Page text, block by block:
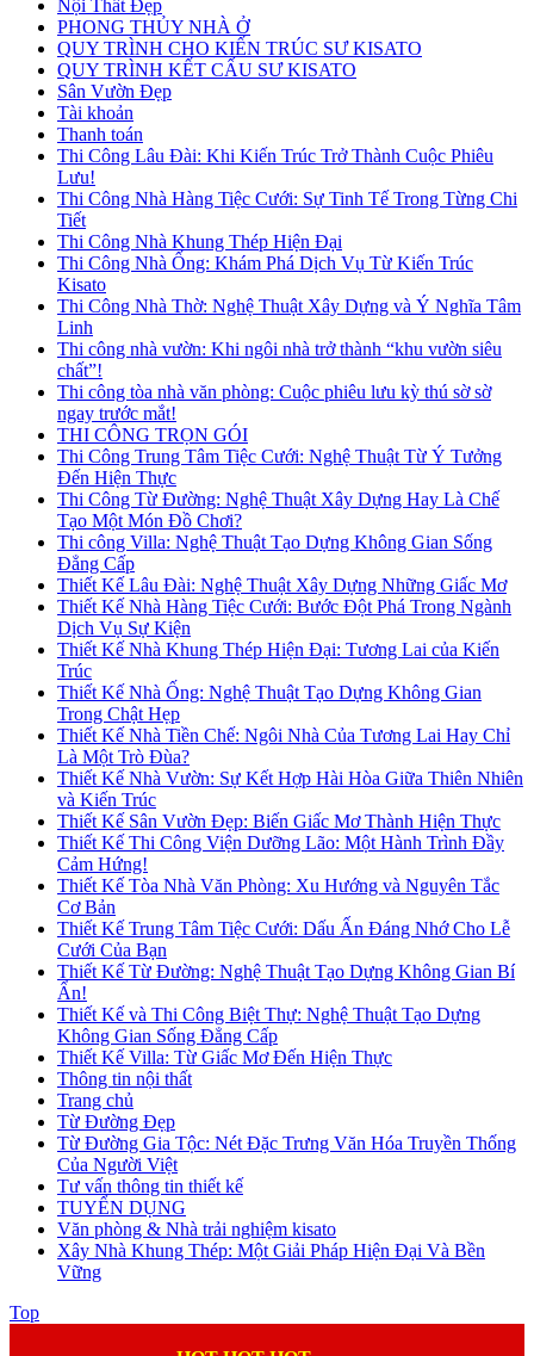
Nội Thất Đẹp
PHONG THỦY NHÀ Ở
QUY TRÌNH CHO KIẾN TRÚC SƯ KISATO
QUY TRÌNH KẾT CẤU SƯ KISATO
Sân Vườn Đẹp
Tài khoản
Thanh toán
Thi Công Lâu Đài: Khi Kiến Trúc Trở Thành Cuộc Phiêu
Lưu!
Thi Công Nhà Hàng Tiệc Cưới: Sự Tinh Tế Trong Từng Chi
Tiết
Thi Công Nhà Khung Thép Hiện Đại
Thi Công Nhà Ống: Khám Phá Dịch Vụ Từ Kiến Trúc
Kisato
Thi Công Nhà Thờ: Nghệ Thuật Xây Dựng và Ý Nghĩa Tâm
Linh
Thi công nhà vườn: Khi ngôi nhà trở thành “khu vườn siêu
chất”!
Thi công tòa nhà văn phòng: Cuộc phiêu lưu kỳ thú sờ sờ
ngay trước mắt!
THI CÔNG TRỌN GÓI
Thi Công Trung Tâm Tiệc Cưới: Nghệ Thuật Từ Ý Tưởng
Đến Hiện Thực
Thi Công Từ Đường: Nghệ Thuật Xây Dựng Hay Là Chế
Tạo Một Món Đồ Chơi?
Thi công Villa: Nghệ Thuật Tạo Dựng Không Gian Sống
Đẳng Cấp
Thiết Kế Lâu Đài: Nghệ Thuật Xây Dựng Những Giấc Mơ
Thiết Kế Nhà Hàng Tiệc Cưới: Bước Đột Phá Trong Ngành
Dịch Vụ Sự Kiện
Thiết Kế Nhà Khung Thép Hiện Đại: Tương Lai của Kiến
Trúc
Thiết Kế Nhà Ống: Nghệ Thuật Tạo Dựng Không Gian
Trong Chật Hẹp
Thiết Kế Nhà Tiền Chế: Ngôi Nhà Của Tương Lai Hay Chỉ
Là Một Trò Đùa?
Thiết Kế Nhà Vườn: Sự Kết Hợp Hài Hòa Giữa Thiên Nhiên
và Kiến Trúc
Thiết Kế Sân Vườn Đẹp: Biến Giấc Mơ Thành Hiện Thực
Thiết Kế Thi Công Viện Dưỡng Lão: Một Hành Trình Đầy
Cảm Hứng!
Thiết Kế Tòa Nhà Văn Phòng: Xu Hướng và Nguyên Tắc
Cơ Bản
Thiết Kế Trung Tâm Tiệc Cưới: Dấu Ấn Đáng Nhớ Cho Lễ
Cưới Của Bạn
Thiết Kế Từ Đường: Nghệ Thuật Tạo Dựng Không Gian Bí
Ẩn!
Thiết Kế và Thi Công Biệt Thự: Nghệ Thuật Tạo Dựng
Không Gian Sống Đẳng Cấp
Thiết Kế Villa: Từ Giấc Mơ Đến Hiện Thực
Thông tin nội thất
Trang chủ
Từ Đường Đẹp
Từ Đường Gia Tộc: Nét Đặc Trưng Văn Hóa Truyền Thống
Của Người Việt
Tư vấn thông tin thiết kế
TUYỂN DỤNG
Văn phòng & Nhà trải nghiệm kisato
Xây Nhà Khung Thép: Một Giải Pháp Hiện Đại Và Bền
Vững
Top